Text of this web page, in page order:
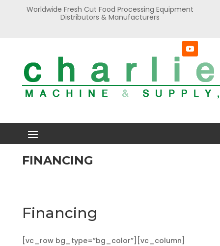
Worldwide Fresh Cut Food Processing Equipment
Distributors & Manufacturers
FINANCING
Financing
[vc_row bg_type=”bg_color”][vc_column]